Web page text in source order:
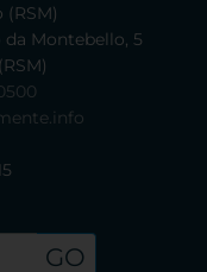
da Montebello, 5
GO